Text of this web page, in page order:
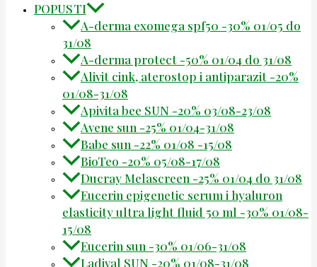
POPUSTI
A-derma exomega spf50 -30% 01/05 do
31/08
A-derma protect -50% 01/04 do 31/08
Alivit cink, aterostop i antiparazit -20%
01/08-31/08
Apivita bee SUN -20% 03/08-23/08
Avene sun -25% 01/04-31/08
Babe sun -22% 01/08 -15/08
BioTeo -20% 05/08-17/08
Ducray Melascreen -25% 01/04 do 31/08
Eucerin epigenetic serum i hyaluron
elasticity ultra light fluid 50 ml -30% 01/08-
15/08
Eucerin sun -30% 01/06-31/08
Ladival SUN -20% 01/08-31/08